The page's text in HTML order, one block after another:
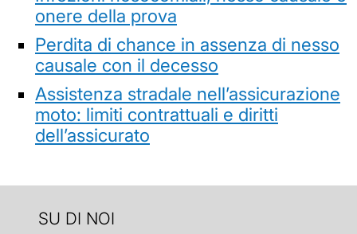
onere della prova
Perdita di chance in assenza di nesso
causale con il decesso
Assistenza stradale nell’assicurazione
moto: limiti contrattuali e diritti
dell’assicurato
SU DI NOI